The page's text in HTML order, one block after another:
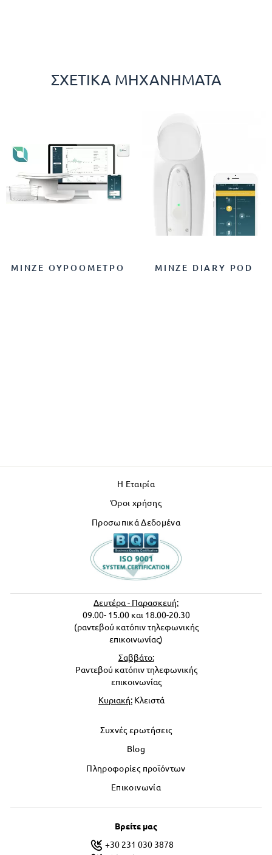
ΣΧΕΤΙΚΆ ΜΗΧΑΝΉΜΑΤΑ
MINZE ΟΥΡΟΌΜΕΤΡΟ MINZE DIARY POD
Η Εταιρία
Όροι χρήσης
Προσωπικά Δεδομένα
Δευτέρα - Παρασκευή:
09.00- 15.00 και 18.00-20.30
(ραντεβού κατόπιν τηλεφωνικής
επικοινωνίας)
Σαββάτο:
Ραντεβού κατόπιν τηλεφωνικής
επικοινωνίας
Κυριακή: Κλειστά
Συχνές ερωτήσεις
Blog
Πληροφορίες προϊόντων
Επικοινωνία
Βρείτε μας
+30 231 030 3878